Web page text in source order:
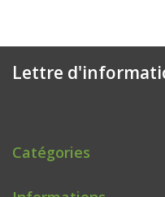
Lettre
Catégories